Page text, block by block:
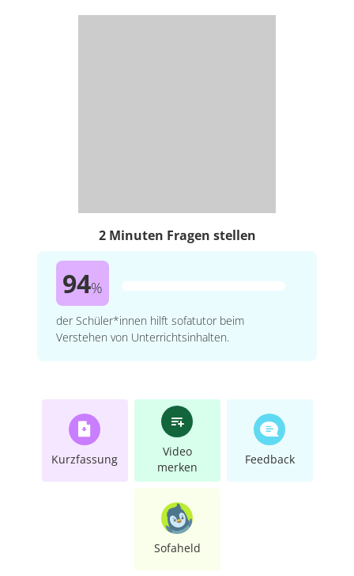
2 Minuten Fragen stellen
94%
der Schüler*innen hilft sofatutor beim
Verstehen von Unterrichtsinhalten.
Kurzfassung
Video
merken
Feedback
Sofaheld